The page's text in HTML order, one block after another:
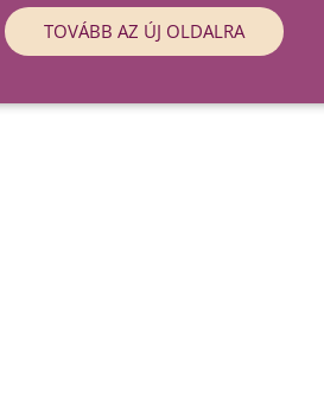
TOVÁBB AZ ÚJ OLDALRA